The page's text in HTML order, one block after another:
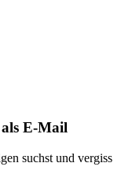
als E-Mail
suchst und vergiss